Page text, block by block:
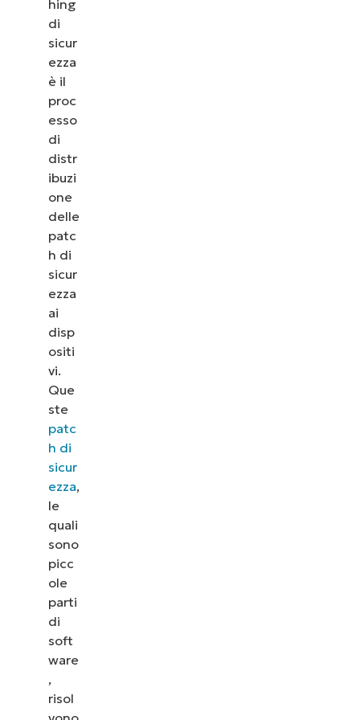
hing
di
sicur
ezza
è il
proc
esso
di
distr
ibuzi
one
delle
patc
h di
sicur
ezza
ai
disp
ositi
vi.
Que
ste
patc
h di
sicur
ezza,
le
quali
sono
picc
ole
parti
di
soft
ware
,
risol